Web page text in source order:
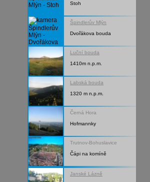
Stoh
Špindlerův Mlýn
Dvořákova bouda
Luční bouda
1410m n.p.m.
Labská bouda
1320 m n.p.m.
Černá Hora
Hofmannky
Trutnov-Bohuslavice
Čápi na komíně
Janské Lázně